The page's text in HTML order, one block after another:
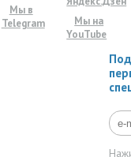
Мы в
Telegram
Мы на
YouTube